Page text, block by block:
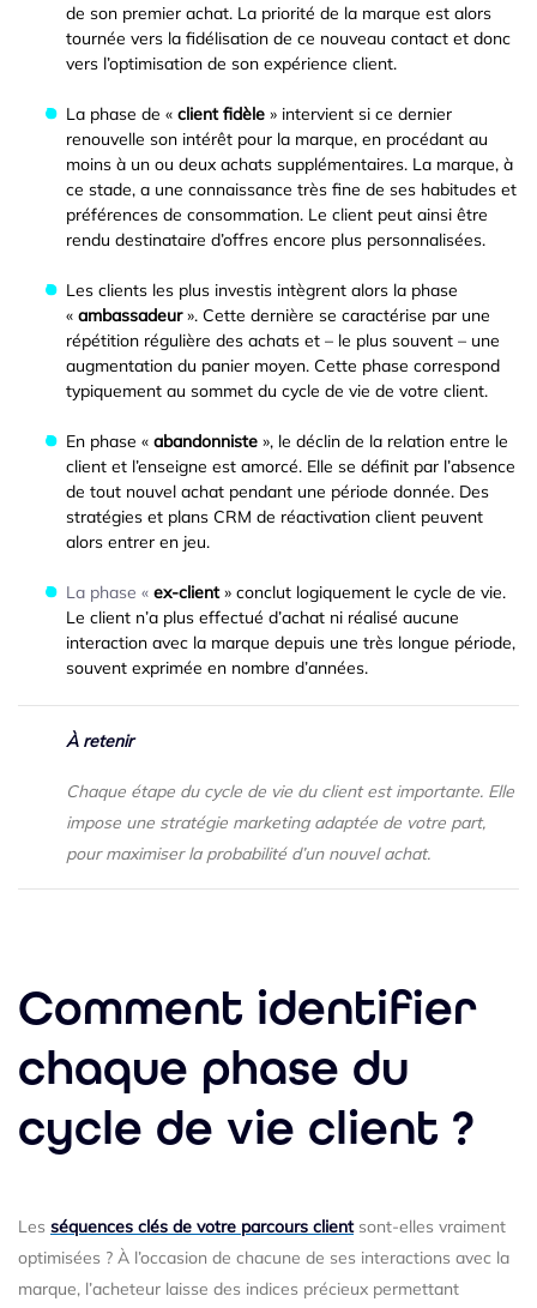
de son premier achat. La priorité de la marque est alors
tournée vers la fidélisation de ce nouveau contact et donc
vers l’optimisation de son expérience client.
La phase de « client fidèle » intervient si ce dernier
renouvelle son intérêt pour la marque, en procédant au
moins à un ou deux achats supplémentaires. La marque, à
ce stade, a une connaissance très fine de ses habitudes et
préférences de consommation. Le client peut ainsi être
rendu destinataire d’offres encore plus personnalisées.
Les clients les plus investis intègrent alors la phase
« ambassadeur». Cette dernière se caractérise par une
répétition régulière des achats et – le plus souvent – une
augmentation du panier moyen. Cette phase correspond
typiquement au sommet du cycle de vie de votre client.
En phase « abandonniste », le déclin de la relation entre le
client et l’enseigne est amorcé. Elle se définit par l’absence
de tout nouvel achat pendant une période donnée. Des
stratégies et plans CRM de réactivation client peuvent
alors entrer en jeu.
La phase « ex-client» conclut logiquement le cycle de vie.
Le client n’a plus effectué d’achat ni réalisé aucune
interaction avec la marque depuis une très longue période,
souvent exprimée en nombre d’années.
À retenir
Chaque étape du cycle de vie du client est importante. Elle
impose une stratégie marketing adaptée de votre part,
pour maximiser la probabilité d’un nouvel achat.
Comment identifier
chaque phase du
cycle de vie client ?
Les séquences clés de votre parcours clientsont-elles vraiment
optimisées ? À l’occasion de chacune de ses interactions avec la
marque, l’acheteur laisse des indices précieux permettant